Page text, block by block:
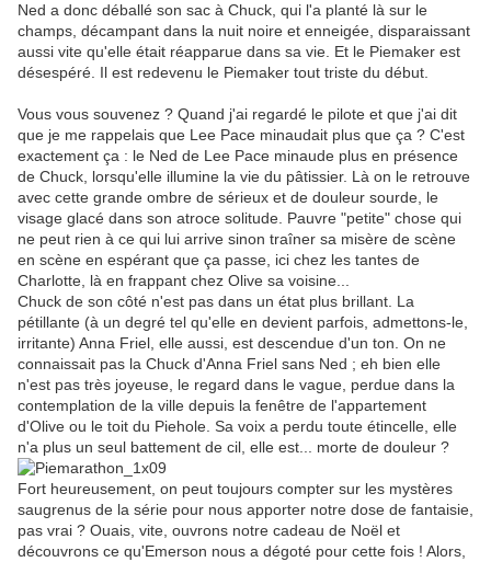
Ned a donc déballé son sac à Chuck, qui l'a planté là sur le
champs, décampant dans la nuit noire et enneigée, disparaissant
aussi vite qu'elle était réapparue dans sa vie. Et le Piemaker est
désespéré. Il est redevenu le Piemaker tout triste du début.
Vous vous souvenez ? Quand j'ai regardé le pilote et que j'ai dit
que je me rappelais que Lee Pace minaudait plus que ça ? C'est
exactement ça : le Ned de Lee Pace minaude plus en présence
de Chuck, lorsqu'elle illumine la vie du pâtissier. Là on le retrouve
avec cette grande ombre de sérieux et de douleur sourde, le
visage glacé dans son atroce solitude. Pauvre "petite" chose qui
ne peut rien à ce qui lui arrive sinon traîner sa misère de scène
en scène en espérant que ça passe, ici chez les tantes de
Charlotte, là en frappant chez Olive sa voisine...
Chuck de son côté n'est pas dans un état plus brillant. La
pétillante (à un degré tel qu'elle en devient parfois, admettons-le,
irritante) Anna Friel, elle aussi, est descendue d'un ton. On ne
connaissait pas la Chuck d'Anna Friel sans Ned ; eh bien elle
n'est pas très joyeuse, le regard dans le vague, perdue dans la
contemplation de la ville depuis la fenêtre de l'appartement
d'Olive ou le toit du Piehole. Sa voix a perdu toute étincelle, elle
n'a plus un seul battement de cil, elle est... morte de douleur ?
Fort heureusement, on peut toujours compter sur les mystères
saugrenus de la série pour nous apporter notre dose de fantaisie,
pas vrai ? Ouais, vite, ouvrons notre cadeau de Noël et
découvrons ce qu'Emerson nous a dégoté pour cette fois ! Alors,